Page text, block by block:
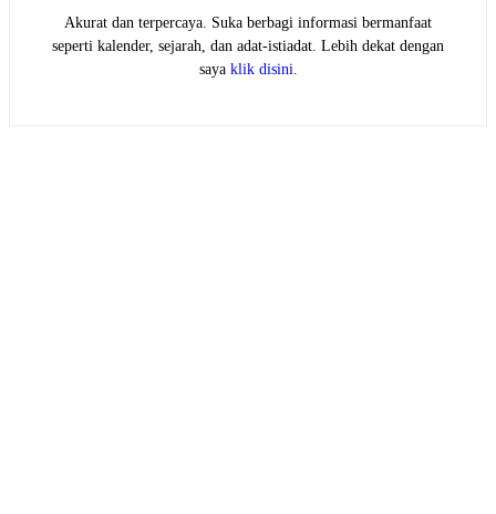
Akurat dan terpercaya. Suka berbagi informasi bermanfaat
seperti kalender, sejarah, dan adat-istiadat. Lebih dekat dengan
saya klik disini